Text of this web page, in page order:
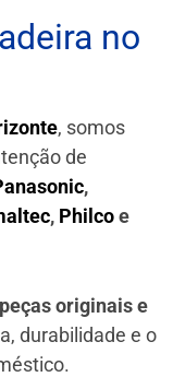
no
, somos
de
,
, Philcoe
peças originais e
durabilidade e o